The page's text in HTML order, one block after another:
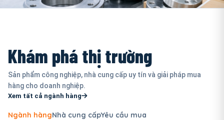
Khám phá thị trường
Sản phẩm công nghiệp, nhà cung cấp uy tín và giải pháp mua
hàng cho doanh nghiệp.
Xem tất cả ngành hàng
Ngành hàngNhà cung cấpYêu cầu mua